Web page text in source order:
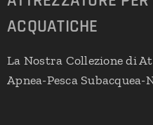
ACQUATICHE
La Nostra Collezione di
Apnea-Pesca